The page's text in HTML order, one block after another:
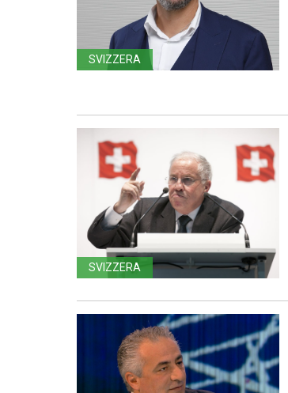
SVIZZERA
SVIZZERA